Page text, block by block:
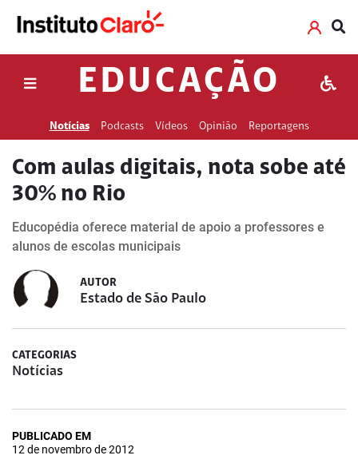
EDUCAÇÃO
Notícias Podcasts Vídeos Opinião Reportagens
Com aulas digitais, nota sobe até
30% no Rio
Educopédia oferece material de apoio a professores e
alunos de escolas municipais
AUTOR
Estado de São Paulo
CATEGORIAS
Notícias
PUBLICADO EM
12 de novembro de 2012